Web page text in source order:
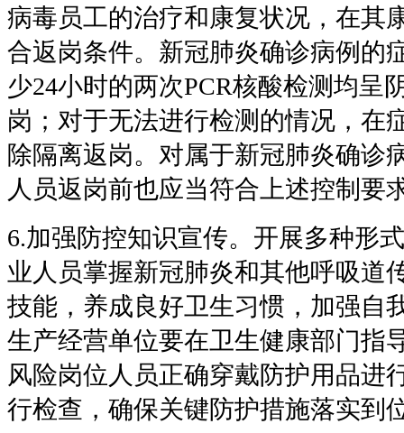
病毒员工的治疗和康复状况，在其
合返岗条件。新冠肺炎确诊病例的
少24小时的两次PCR核酸检测均呈
岗；对于无法进行检测的情况，在
除隔离返岗。对属于新冠肺炎确诊
人员返岗前也应当符合上述控制要
6.加强防控知识宣传。开展多种形
业人员掌握新冠肺炎和其他呼吸道
技能，养成良好卫生习惯，加强自
生产经营单位要在卫生健康部门指
风险岗位人员正确穿戴防护用品进
行检查，确保关键防护措施落实到